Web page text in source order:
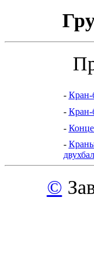
- Кран-
- Кран-
-
-
©